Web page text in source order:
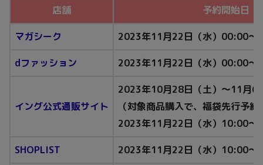
店舗 予約開始日（
マガシーク 2023年11月22日（水）00:00～
dファッション 2023年11月22日 （水） 00:00～
イング公式通販サイト
2023年10月28日（土）～11月6
（対象商品購入で、福袋先行予
2023年11月22日（水）10:00～
SHOPLIST 2023年11月22日 （水） 10:00～